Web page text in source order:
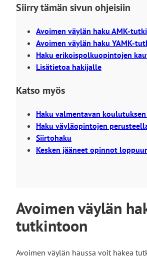
Siirry tämän sivun ohjeisiin
Avoimen väylän haku AMK-
Avoimen väylän haku YAMK-
Haku erikoispolkuopintojen
Lisätietoa hakijalle
Katso myös
Haku valmentavan
Haku väyläopintojen
Siirtohaku
Kesken jääneet opinnot
Avoimen väylän
tutkintoon
Avoimen väylän haussa voit hakea